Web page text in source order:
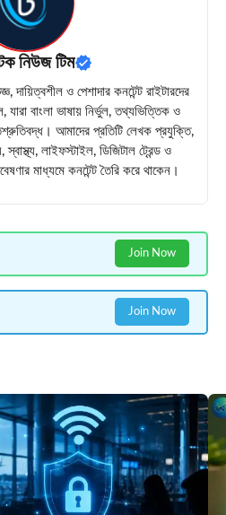
নিউজ টিম
দায়িত্বশীল ও পেশাদার কনটেন্ট রাইটারদের
বাংলা ভাষায় নির্ভুল, তথ্যভিত্তিক ও
আমাদের প্রতিটি লেখক প্রযুক্তি,
লাইফস্টাইল, ডিজিটাল ট্রেন্ড ও
মাধ্যমে কনটেন্ট তৈরি করে থাকেন।
Join Now
Join Now